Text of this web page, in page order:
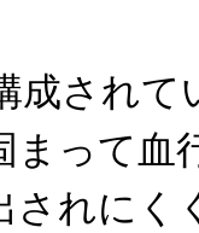
成されて
まって血
されにく